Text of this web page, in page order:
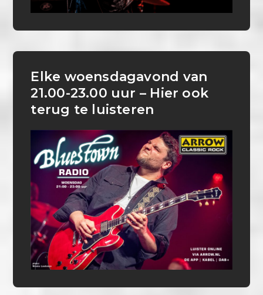
Elke woensdagavond van
21.00-23.00 uur – Hier ook
terug te luisteren